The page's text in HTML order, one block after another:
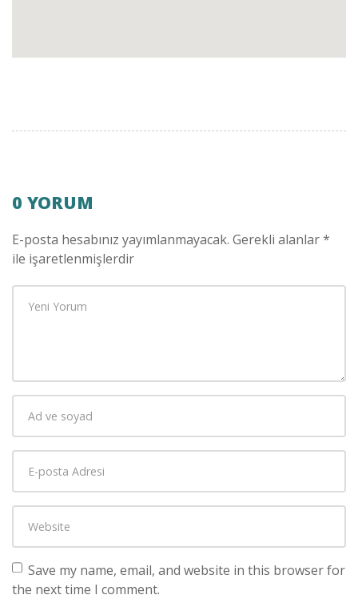
0 YORUM
E-posta hesabınız yayımlanmayacak. Gerekli alanlar*
ile işaretlenmişlerdir
Save my name, email, and website in this browser for
the next time I comment.